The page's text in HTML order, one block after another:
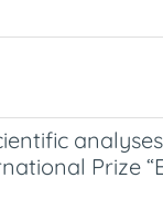
Prize